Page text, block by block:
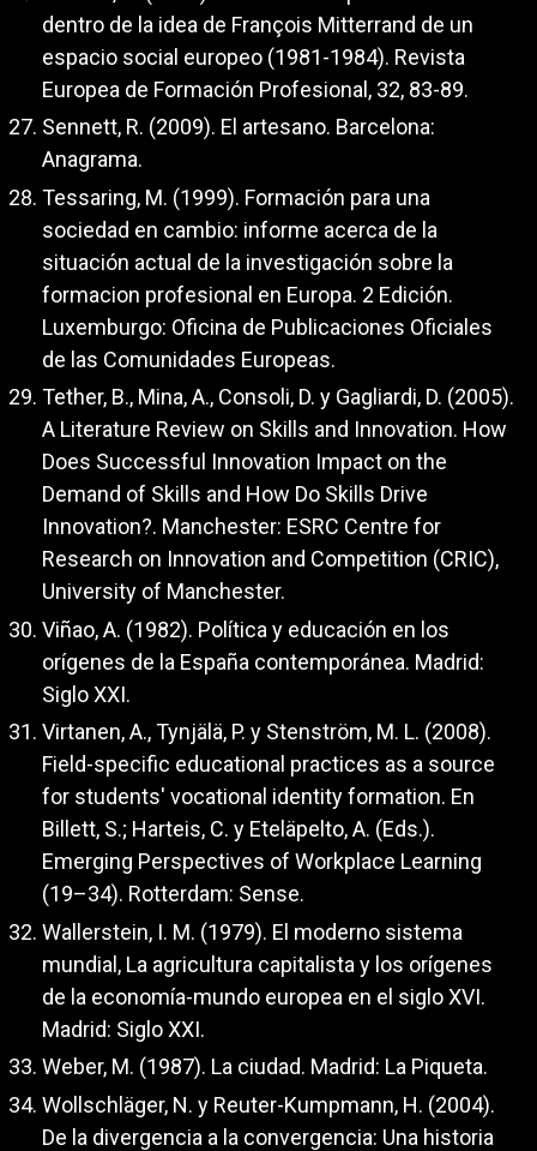
dentro de la idea de François Mitterrand de un
espacio social europeo (1981-1984). Revista
Europea de Formación Profesional, 32, 83-89.
Sennett, R. (2009). El artesano. Barcelona:
Anagrama.
Tessaring, M. (1999). Formación para una
sociedad en cambio: informe acerca de la
situación actual de la investigación sobre la
formacion profesional en Europa. 2 Edición.
Luxemburgo: Oficina de Publicaciones Oficiales
de las Comunidades Europeas.
Tether, B., Mina, A., Consoli, D. y Gagliardi, D. (2005).
A Literature Review on Skills and Innovation. How
Does Successful Innovation Impact on the
Demand of Skills and How Do Skills Drive
Innovation?. Manchester: ESRC Centre for
Research on Innovation and Competition (CRIC),
University of Manchester.
Viñao, A. (1982). Política y educación en los
orígenes de la España contemporánea. Madrid:
Siglo XXI.
Virtanen, A., Tynjälä, P. y Stenström, M. L. (2008).
Field-specific educational practices as a source
for students' vocational identity formation. En
Billett, S.; Harteis, C. y Eteläpelto, A. (Eds.).
Emerging Perspectives of Workplace Learning
(19–34). Rotterdam: Sense.
Wallerstein, I. M. (1979). El moderno sistema
mundial, La agricultura capitalista y los orígenes
de la economía-mundo europea en el siglo XVI.
Madrid: Siglo XXI.
Weber, M. (1987). La ciudad. Madrid: La Piqueta.
Wollschläger, N. y Reuter-Kumpmann, H. (2004).
De la divergencia a la convergencia: Una historia